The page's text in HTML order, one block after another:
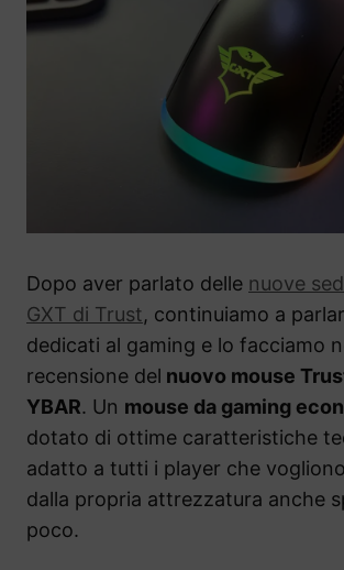
Dopo aver parlato delle nuove
GXT di Trust, continuiamo a
dedicati al gaming e lo facciamo
recensione del nuovo mouse
YBAR. Un mouse da gaming
dotato di ottime caratteristiche
adatto a tutti i player che
dalla propria attrezzatura anche
poco.